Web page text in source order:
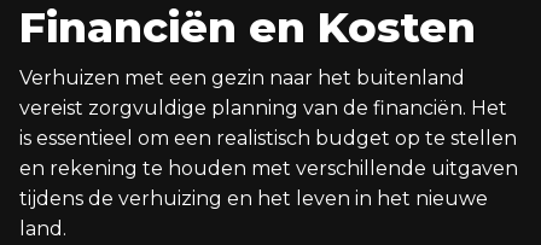
Financiën en Kosten
Verhuizen met een gezin naar het buitenland
vereist zorgvuldige planning van de financiën. Het
is essentieel om een realistisch budget op te stellen
en rekening te houden met verschillende uitgaven
tijdens de verhuizing en het leven in het nieuwe
land.